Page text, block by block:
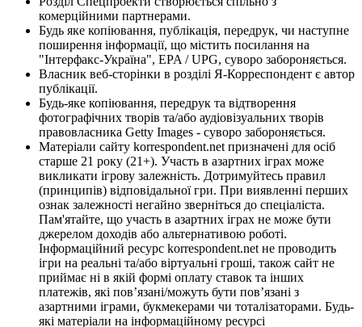
комерційними партнерами.
Будь яке копіювання, публікація, передрук, чи наступне
поширення інформації, що містить посилання на
"Інтерфакс-Україна", EPA / UPG, суворо забороняється.
Власник веб-сторінки в розділі Я-Корреспондент є автор
публікації.
Будь-яке копіювання, передрук та відтворення
фотографічних творів та/або аудіовізуальних творів
правовласника Getty Images - суворо забороняється.
Матеріали сайту korrespondent.net призначені для осіб
старше 21 року (21+). Участь в азартних іграх може
викликати ігрову залежність. Дотримуйтесь правил
(принципів) відповідальної гри. При виявленні перших
ознак залежності негайно зверніться до спеціаліста.
Пам'ятайте, що участь в азартних іграх не може бути
джерелом доходів або альтернативою роботі.
Інформаційний ресурс korrespondent.net не проводить
ігри на реальні та/або віртуальні гроші, також сайт не
приймає ні в якій формі оплату ставок та інших
платежів, які пов’язані/можуть бути пов’язані з
азартними іграми, букмекерами чи тоталізаторами. Будь-
які матеріали на інформаційному ресурсі